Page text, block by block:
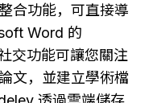
合功能，可直接導
Word 的
交功能可讓您關注
文，並建立學術檔